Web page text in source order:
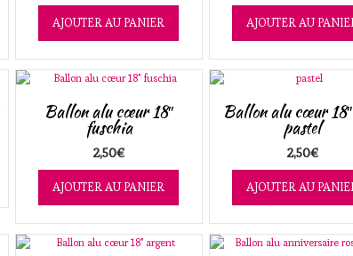
AJOUTER AU PANIER AJOUTER AU
Ballon alu cœur 18″
fuschia
2,50€
AJOUTER AU PANIER
Ballon alu cœur
pastel
2,50€
AJOUTER AU